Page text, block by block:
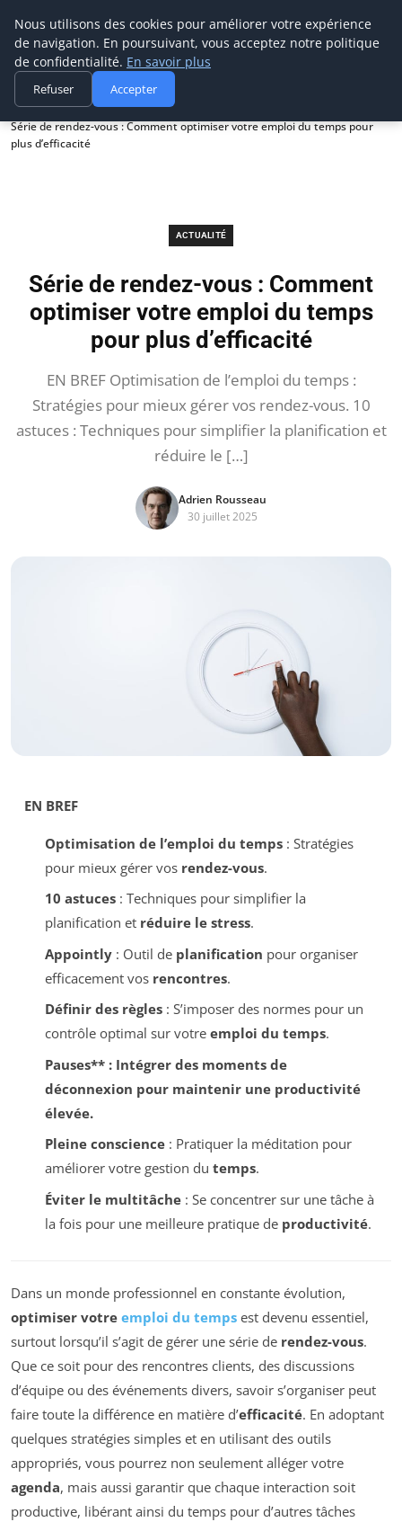
Prospection Pro
Accueil
Actualité
Série de rendez-vous : Comment optimiser votre emploi du temps pour
plus d’efficacité
ACTUALITÉ
Série de rendez-vous : Comment
optimiser votre emploi du temps
pour plus d’efficacité
EN BREF Optimisation de l’emploi du temps :
Stratégies pour mieux gérer vos rendez-vous. 10
astuces : Techniques pour simplifier la planification et
réduire le […]
Adrien Rousseau
30 juillet 2025
EN BREF
Optimisation de l’emploi du temps: Stratégies
pour mieux gérer vos rendez-vous.
10 astuces: Techniques pour simplifier la
planification et réduire le stress.
Appointly: Outil de planification pour organiser
efficacement vos rencontres.
Définir des règles: S’imposer des normes pour un
contrôle optimal sur votre emploi du temps.
Pauses** : Intégrer des moments de
déconnexion pour maintenir une productivité
élevée.
Pleine conscience: Pratiquer la méditation pour
améliorer votre gestion du temps.
Éviter le multitâche: Se concentrer sur une tâche à
la fois pour une meilleure pratique de productivité.
Dans un monde professionnel en constante évolution,
optimiser votre emploi du temps est devenu essentiel,
surtout lorsqu’il s’agit de gérer une série de rendez-vous.
Que ce soit pour des rencontres clients, des discussions
d’équipe ou des événements divers, savoir s’organiser peut
faire toute la différence en matière d’efficacité. En adoptant
quelques stratégies simples et en utilisant des outils
appropriés, vous pourrez non seulement alléger votre
agenda, mais aussi garantir que chaque interaction soit
productive, libérant ainsi du temps pour d’autres tâches
Nous utilisons des cookies pour améliorer votre expérience
de navigation. En poursuivant, vous acceptez notre politique
de confidentialité. En savoir plus
Refuser Accepter